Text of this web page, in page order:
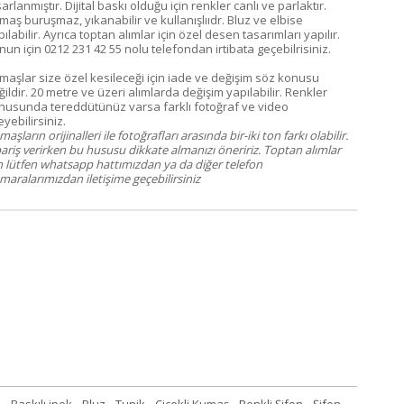
Dijital baskı olduğu için renkler canlı ve parlaktır.
buruşmaz, yıkanabilir ve kullanışlııdr. Bluz ve elbise
Ayrıca toptan alımlar için özel desen tasarımları yapılır.
için 0212 231 42 55 nolu telefondan irtibata geçebilrisiniz.
size özel kesileceği için iade ve değişim söz konusu
20 metre ve üzeri alımlarda değişim yapılabilir. Renkler
tereddütünüz varsa farklı fotoğraf ve video
orijinalleri ile fotoğrafları arasında bir-iki ton farkı olabilir.
verirken bu hususu dikkate almanızı öneririz. Toptan alımlar
lütfen whatsapp hattımızdan ya da diğer telefon
iletişime geçebilirsiniz